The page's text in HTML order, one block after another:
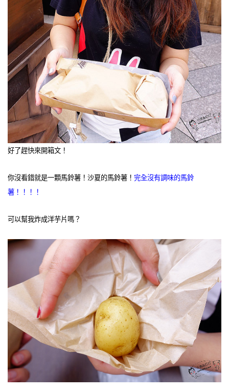
好了趕快來開箱文！
你沒看錯就是一顆馬鈴薯！沙夏的馬鈴薯！ 完全沒有調味的馬鈴
薯！！！！
可以幫我炸成洋芋片嗎？